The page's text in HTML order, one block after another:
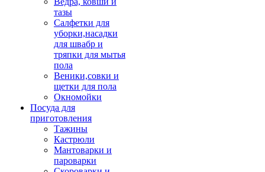
тазы
Салфетки для
уборки,насадки
для швабр и
тряпки для мытья
пола
Веники,совки и
щетки для пола
Окномойки
Посуда для
приготовления
Тажины
Кастрюли
Мантоварки и
пароварки